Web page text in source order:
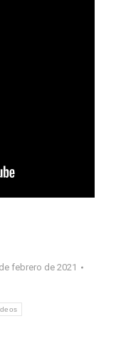
febrero de 2021